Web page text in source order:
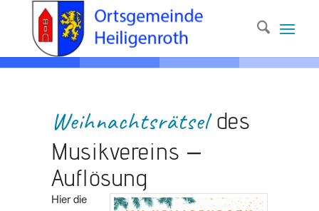
Weih­­nachts­­rätseldes
Musik­­vereins –
Auflösung
Hier die